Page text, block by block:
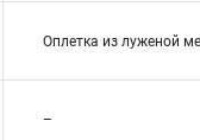
Оплетка из луженой
–